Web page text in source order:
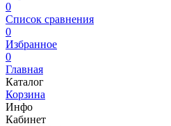
0
Список сравнения
0
Избранное
0
Главная
Каталог
Корзина
Инфо
Кабинет